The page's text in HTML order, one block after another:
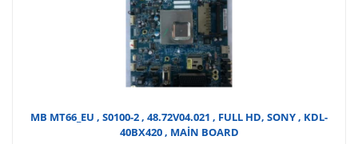
MB MT66_EU , S0100-2 , 48.72V04.021 , FULL HD, SONY , KDL-
40BX420 , MAİN BOARD